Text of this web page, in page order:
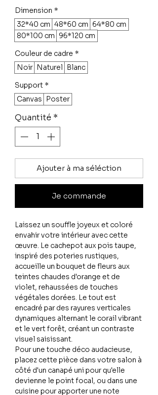
Dimension *
32*40 cm 48*60 cm 64*80 cm
80*100 cm 96*120 cm
Couleur de cadre *
Noir Naturel Blanc
Support *
Canvas Poster
Quantité *
Ajouter à ma séléction
Je commande
Laissez un souffle joyeux et coloré
envahir votre intérieur avec cette
œuvre. Le cachepot aux pois taupe,
inspiré des poteries rustiques,
accueille un bouquet de fleurs aux
teintes chaudes d'orange et de
violet, rehaussées de touches
végétales dorées. Le tout est
encadré par des rayures verticales
dynamiques alternant le corail vibrant
et le vert forêt, créant un contraste
visuel saisissant.
Pour une touche déco audacieuse,
placez cette pièce dans votre salon à
côté d'un canapé uni pour qu'elle
devienne le point focal, ou dans une
cuisine pour apporter une note